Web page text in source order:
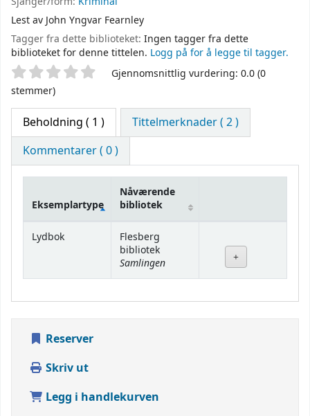
Lest av John Yngvar Fearnley
Tagger fra dette biblioteket: Ingen tagger fra dette
biblioteket for denne tittelen. Logg på for å legge til tagger.
StjernevurderingGjennomsnittlig vurdering: 0.0 (0
stemmer)
Beholdning ( 1 )
Tittelmerknader ( 2 )
Kommentarer ( 0 )
Beholdning
Eksemplartype
Nåværende
bibliotek
Lydbok
Flesberg
bibliotek
Samlingen
Reserver
Skriv ut
Legg i handlekurven